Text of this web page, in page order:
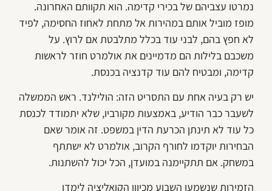
נמרטו עצביהם של בכירי קדימה. הוא תקוותם האחרונה.
מופז מוביל אותם במהירות אל מתחת לאחוז החסימה, לפיד
לא חפץ בהם, לבני עוד בכלל מתלבטת אם לרוץ. על
משכבם בלילות הם מדמיינים את אולמרט חוזר לראשות
קדימה, ומבטיח להם עוד קדנציה בכנסת.
יש רק בעיה אחת עם התסריט הזה: הולילנד. ראש הממשלה
לשעבר כבר הודיע, באמצעות מקורביו, שלא יתמודד לכנסת
כל עוד לא תינתן הכרעת הדין במשפט. זה אומר שאם
הבחירות יוקדמו לחורף הקרוב, אולמרט לא ישתתף
במשחק. אם תתקיימנה במועדן, הכל יכול להשתנות.
הזמירות שנשמעו השבוע מכיוון הקואליציה לימדו